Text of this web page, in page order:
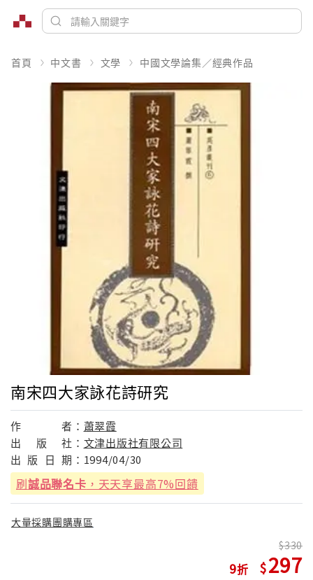
首頁 中文書 文學 中國文學論集／經典作品
南宋四大家詠花詩研究
作 者： 蕭翠霞
出
版 社： 文津出版社有限公司
出 版 日 期： 1994/04/30
刷誠品聯名卡 ，天天享最高7%回饋
大量採購團購專區
9
330
297